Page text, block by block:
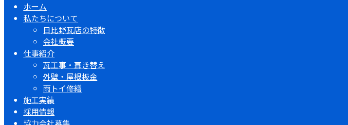
ホーム
私たちについて
日比野瓦店の特徴
会社概要
仕事紹介
瓦工事・葺き替え
外壁・屋根板金
雨トイ修繕
施工実績
採用情報